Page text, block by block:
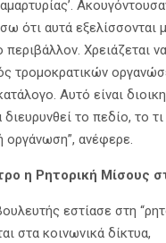
ότι αυτά εξελίσσονται
περιβάλλον. Χρειάζεται
τρομοκρατικών
Αυτό είναι
το πεδίο, το τι
οργάνωση”, ανέφερε.
η Ρητορική Μίσους
εστίασε στη
στα κοινωνικά δίκτυα,